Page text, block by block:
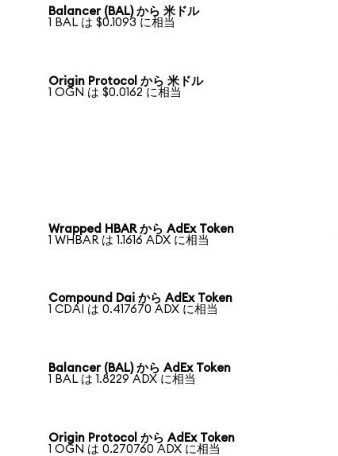
Balancer (BAL) から 米ドル
1 BAL は $0.1093 に相当
Origin Protocol から 米ドル
1 OGN は $0.0162 に相当
Wrapped HBAR から AdEx Token
1 WHBAR は 1.1616 ADX に相当
Compound Dai から AdEx Token
1 CDAI は 0.417670 ADX に相当
Balancer (BAL) から AdEx Token
1 BAL は 1.8229 ADX に相当
Origin Protocol から AdEx Token
1 OGN は 0.270760 ADX に相当